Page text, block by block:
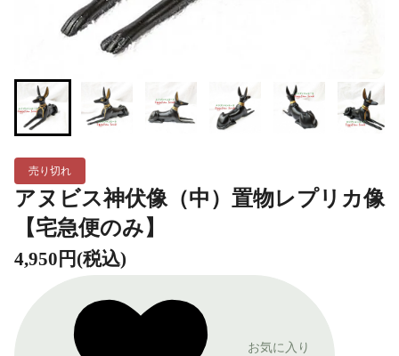
売り切れ
アヌビス神伏像（中）置物レプリカ像
【宅急便のみ】
4,950円(税込)
お気に入り